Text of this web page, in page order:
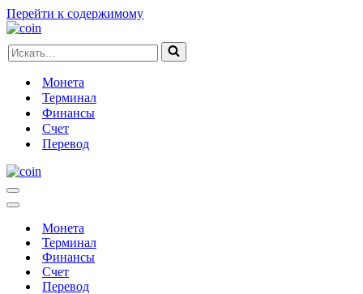
Перейти к содержимому
Искать...
Монета
Терминал
Финансы
Счет
Перевод
Меню
навигации
Меню
навигацииМонета
Терминал
Финансы
Счет
Перевод